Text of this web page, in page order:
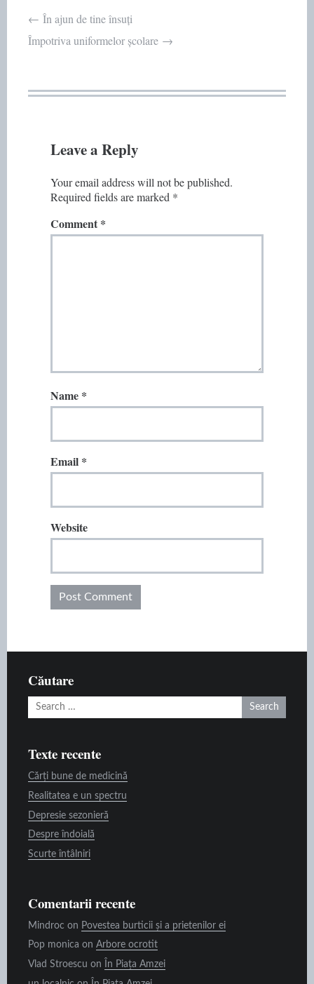
Post
← În ajun de tine însuți
Împotriva uniformelor școlare →
Leave a Reply
Your email address will not be published.
Required fields are marked *
Comment *
Name *
Email *
Website
Căutare
Search
Texte recente
Cărți bune de medicină
Realitatea e un spectru
Depresie sezonieră
Despre îndoială
Scurte întâlniri
Comentarii recente
Mindroc on Povestea burticii și a prietenilor ei
Pop monica on Arbore ocrotit
Vlad Stroescu on
În Piața Amzei